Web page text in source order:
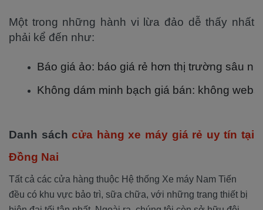
Một trong những hành vi lừa đảo dễ thấy nhất
phải kể đến như:
Báo giá ảo: báo giá rẻ hơn thị trường sâu
Không dám minh bạch giá bán: không
Danh sáchcửa hàng xe máy giá rẻ uy tín tại
Đồng Nai
Tất cả các cửa hàng thuộc Hệ thống Xe máy Nam Tiến
đều có khu vực bảo trì, sữa chữa, với những trang thiết bị